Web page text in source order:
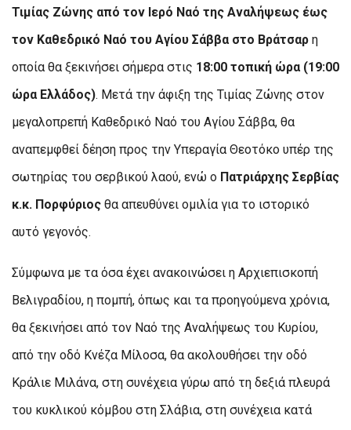
Τιμίας Ζώνης από τον Ιερό Ναό της Αναλήψεως έως
τον Καθεδρικό Ναό του Αγίου Σάββα στο Βράτσαρ η
οποία θα ξεκινήσει σήμερα στις 18:00 τοπική ώρα (19:00
ώρα Ελλάδος). Μετά την άφιξη της Τιμίας Ζώνης στον
μεγαλοπρεπή Καθεδρικό Ναό του Αγίου Σάββα, θα
αναπεμφθεί δέηση προς την Υπεραγία Θεοτόκο υπέρ της
σωτηρίας του σερβικού λαού, ενώ ο Πατριάρχης Σερβίας
κ.κ. Πορφύριος θα απευθύνει ομιλία για το ιστορικό
αυτό γεγονός.
Σύμφωνα με τα όσα έχει ανακοινώσει η Αρχιεπισκοπή
Βελιγραδίου, η πομπή, όπως και τα προηγούμενα χρόνια,
θα ξεκινήσει από τον Ναό της Αναλήψεως του Κυρίου,
από την οδό Κνέζα Μίλοσα, θα ακολουθήσει την οδό
Κράλιε Μιλάνα, στη συνέχεια γύρω από τη δεξιά πλευρά
του κυκλικού κόμβου στη Σλάβια, στη συνέχεια κατά